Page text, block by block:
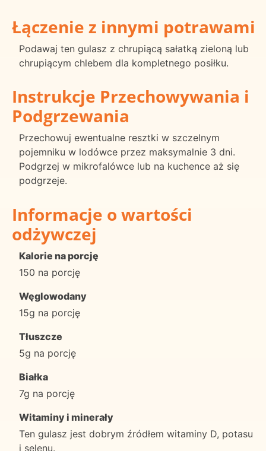
Łączenie z innymi potrawami
Podawaj ten gulasz z chrupiącą sałatką zieloną lub
chrupiącym chlebem dla kompletnego posiłku.
Instrukcje Przechowywania i
Podgrzewania
Przechowuj ewentualne resztki w szczelnym
pojemniku w lodówce przez maksymalnie 3 dni.
Podgrzej w mikrofalówce lub na kuchence aż się
podgrzeje.
Informacje o wartości
odżywczej
Kalorie na porcję
150 na porcję
Węglowodany
15g na porcję
Tłuszcze
5g na porcję
Białka
7g na porcję
Witaminy i minerały
Ten gulasz jest dobrym źródłem witaminy D, potasu
i selenu.